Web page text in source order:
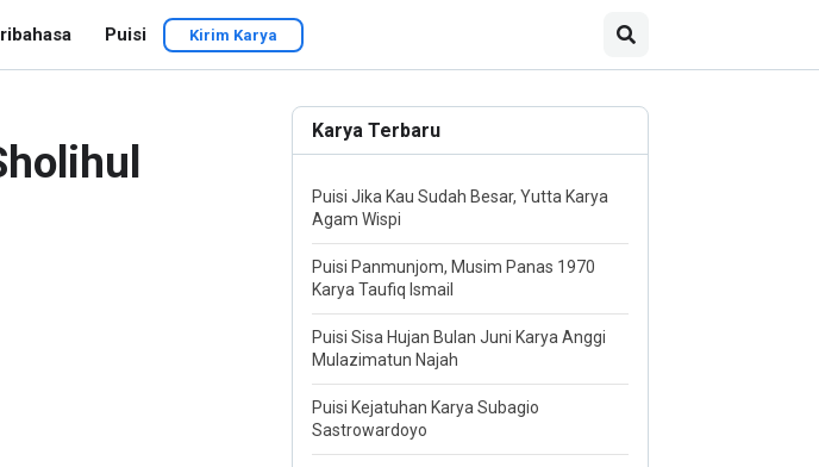
Puisi Kirim Karya
Karya Terbaru
Puisi Jika Kau Sudah Besar, Yutta Karya
Agam Wispi
Puisi Panmunjom, Musim Panas 1970
Karya Taufiq Ismail
Puisi Sisa Hujan Bulan Juni Karya Anggi
Mulazimatun Najah
Puisi Kejatuhan Karya Subagio
Sastrowardoyo